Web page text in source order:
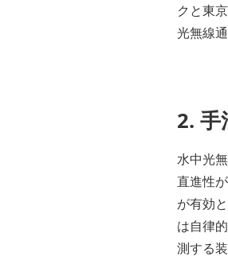
クと東
光無線
2. 手
水中光
直進性
が有効
は自律
測する